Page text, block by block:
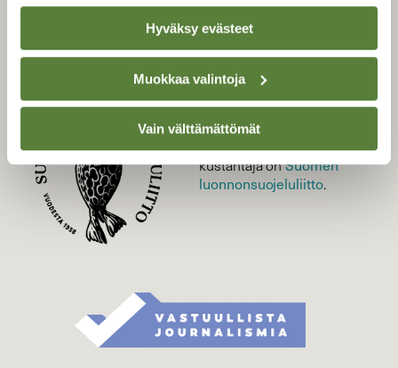
Hyväksy evästeet
Muokkaa valintoja
Vain välttämättömät
Tilaa uutiskirje
SUOMEN LUONNON­
SUOJELU­LIITTO
Suomen Luonto -lehden
kustantaja onSuomen
luonnonsuojelu­liitto.